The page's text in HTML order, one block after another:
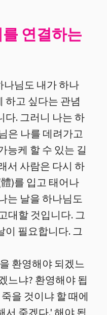
연결하는
나님도 내가 하나
하고 싶다는 관념
다. 그러니 나는 하
은 나를 데려가고
능케 할 수 있는 길
서 사람은 다시 하
)를 입고 태어나
는 날을 하나님도
대할 것입니다. 그
이 필요합니다. 그
환영해야 되겠느
느냐? 환영해야 됩
을 것이냐 할 때에